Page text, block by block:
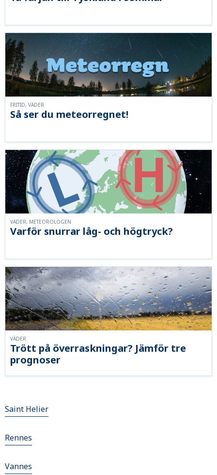
Så ser du meteorregnet!
FRITID, VÄDER
Varför snurrar låg- och högtryck?
VÄDER, METEOROLOGEN
Trött på överraskningar? Jämför tre
prognoser
VÄDER
Saint Helier
Rennes
Vannes